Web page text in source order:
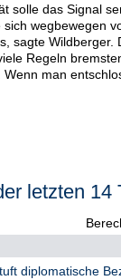
solle das Signal
wegbewegen
sagte Wildberger.
Regeln
man
letzten 14
diplomatische